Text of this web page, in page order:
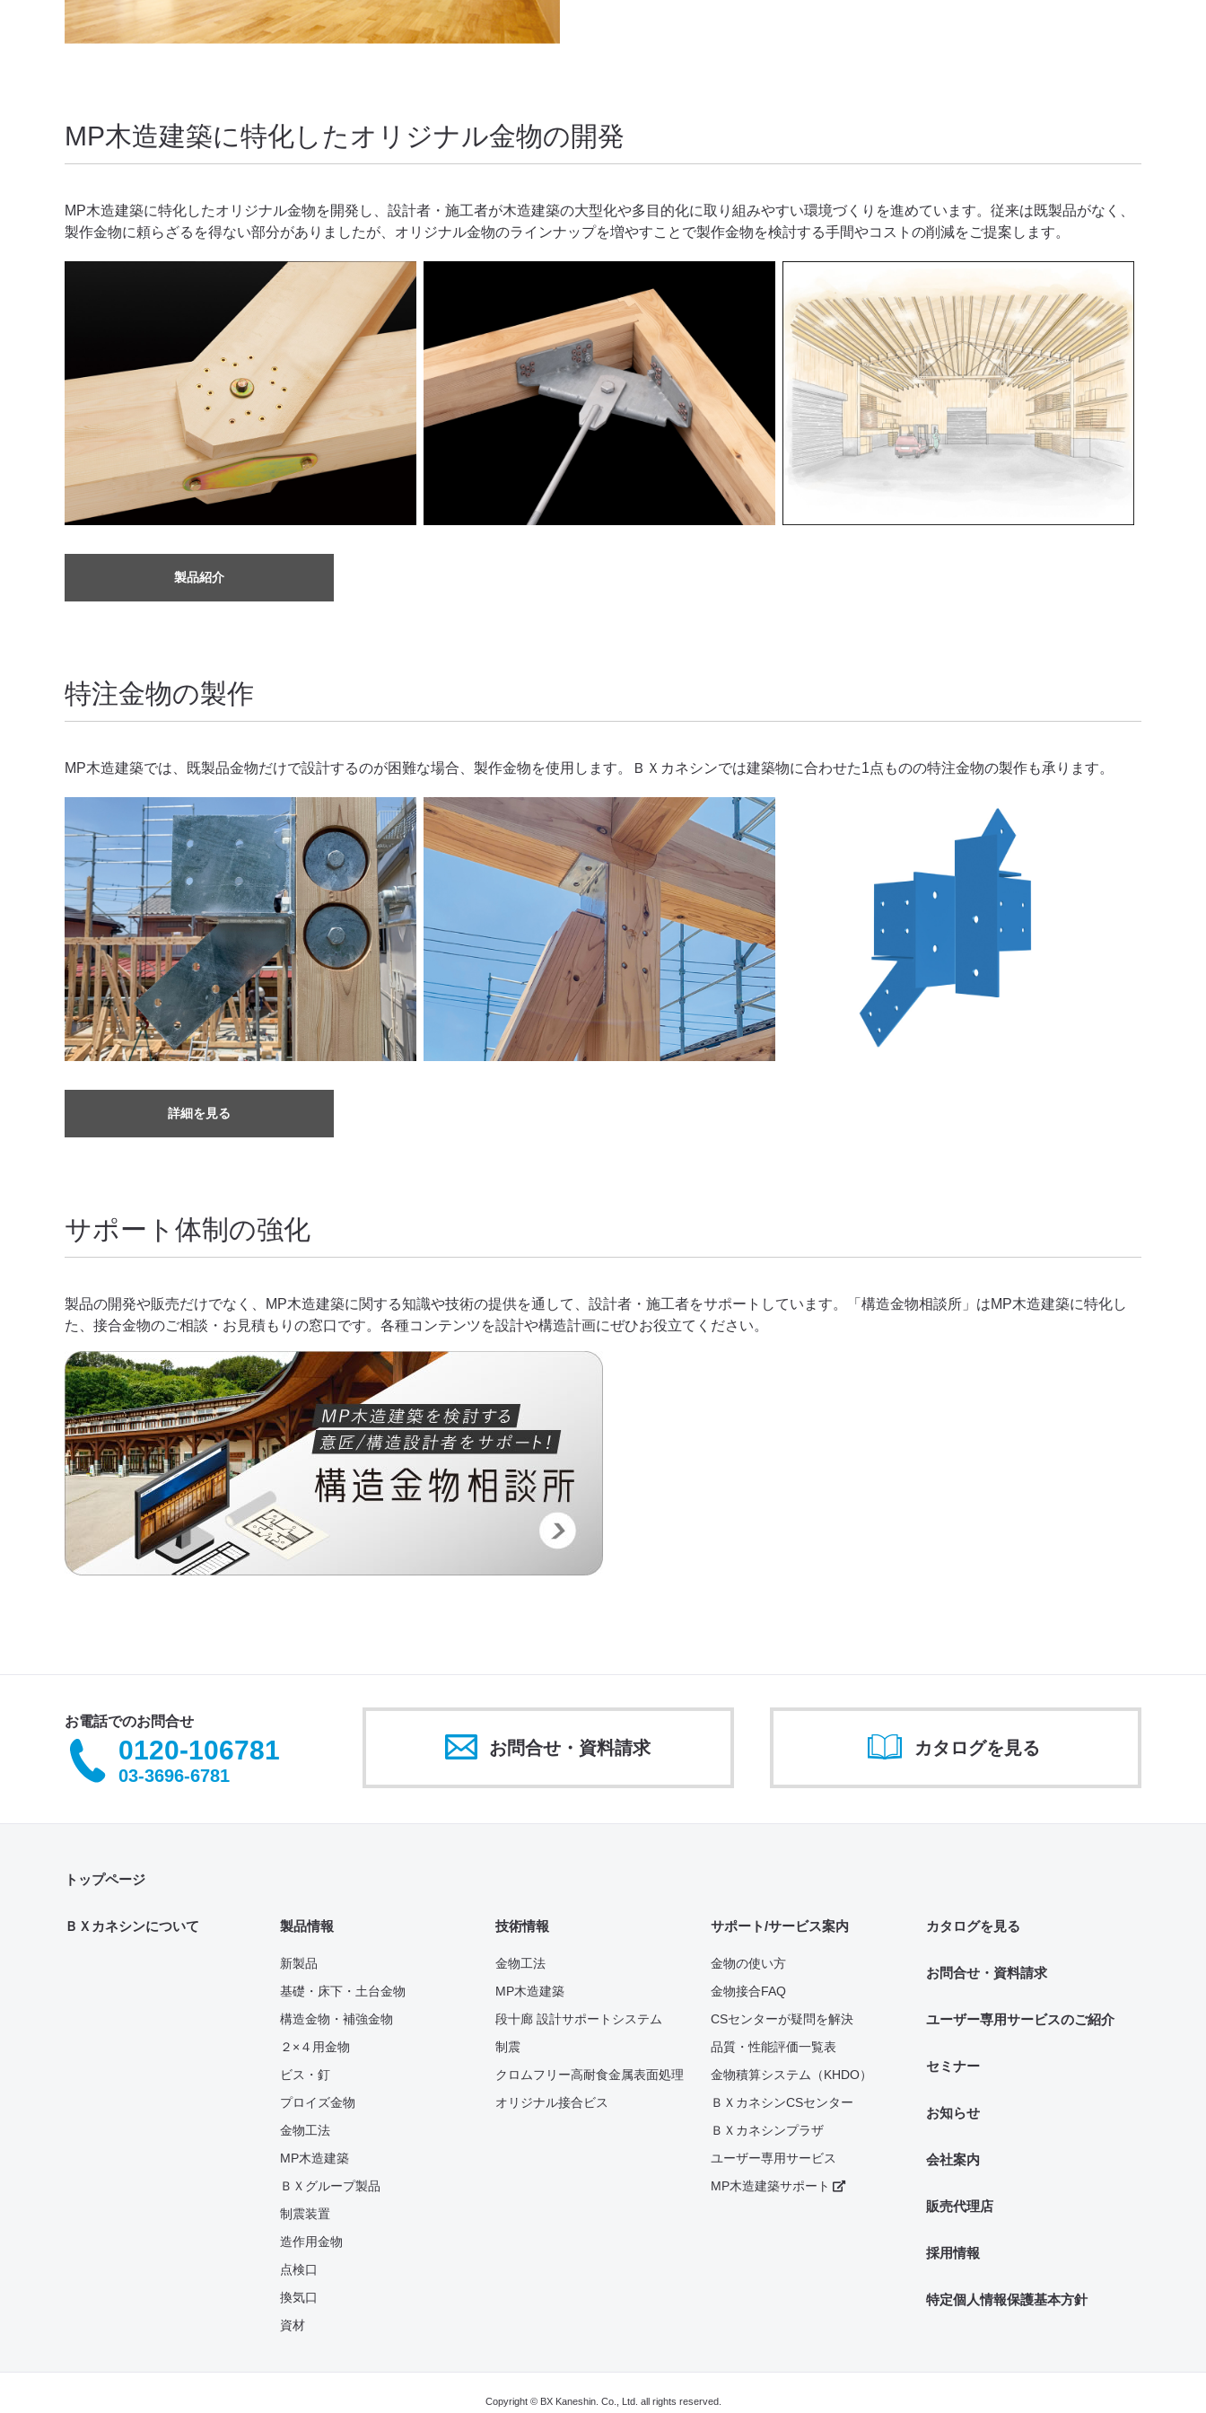
MP木造建築に特化したオリジナル金物の開発
MP木造建築に特化したオリジナル金物を開発し、設計者・施工者が木造建築の大型化や多目的化に取り組みやすい環境づくりを進めています。従来は既製品がなく、
製作金物に頼らざるを得ない部分がありましたが、オリジナル金物のラインナップを増やすことで製作金物を検討する手間やコストの削減をご提案します。
製品紹介
特注金物の製作
MP木造建築では、既製品金物だけで設計するのが困難な場合、製作金物を使用します。ＢＸカネシンでは建築物に合わせた1点ものの特注金物の製作も承ります。
詳細を見る
サポート体制の強化
製品の開発や販売だけでなく、MP木造建築に関する知識や技術の提供を通して、設計者・施工者をサポートしています。「構造金物相談所」はMP木造建築に特化し
た、接合金物のご相談・お見積もりの窓口です。各種コンテンツを設計や構造計画にぜひお役立てください。
お電話でのお問合せ
0120-106781
03-3696-6781
お問合せ・資料請求 カタログを見る
トップページ
ＢＸカネシンについて 製品情報
新製品
基礎・床下・土台金物
構造金物・補強金物
２×４用金物
ビス・釘
プロイズ金物
金物工法
MP木造建築
ＢＸグループ製品
制震装置
造作用金物
点検口
換気口
資材
技術情報
金物工法
MP木造建築
段十廊 設計サポートシステム
制震
クロムフリー高耐食金属表面処理
オリジナル接合ビス
サポート/サービス案内
金物の使い方
金物接合FAQ
CSセンターが疑問を解決
品質・性能評価一覧表
金物積算システム（KHDO）
ＢＸカネシンCSセンター
ＢＸカネシンプラザ
ユーザー専用サービス
MP木造建築サポート
カタログを見る
お問合せ・資料請求
ユーザー専用サービスのご紹介
セミナー
お知らせ
会社案内
販売代理店
採用情報
特定個人情報保護基本方針
Copyright © BX Kaneshin. Co., Ltd. all rights reserved.